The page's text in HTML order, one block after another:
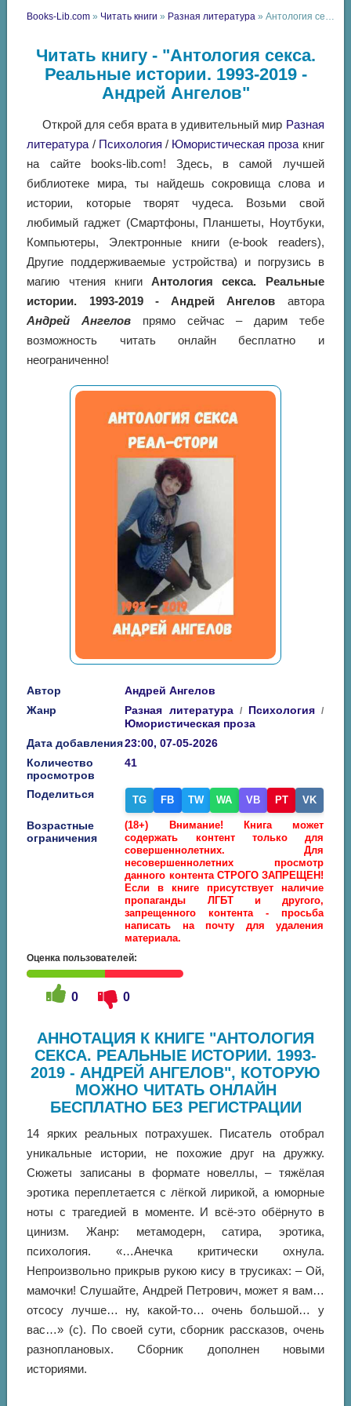
Books-Lib.com » Читать книги » Разная литература » Антология секса. Реальные истории. 1993-2019 - Андрей Ангелов
Читать книгу - "Антология секса.
Реальные истории. 1993-2019 -
Андрей Ангелов"
Открой для себя врата в удивительный мир Разная
литература / Психология / Юмористическая проза книг
на сайте books-lib.com! Здесь, в самой лучшей
библиотеке мира, ты найдешь сокровища слова и
истории, которые творят чудеса. Возьми свой
любимый гаджет (Смартфоны, Планшеты, Ноутбуки,
Компьютеры, Электронные книги (e-book readers),
Другие поддерживаемые устройства) и погрузись в
магию чтения книгиАнтология секса. Реальные
истории. 1993-2019 - Андрей Ангелов автора
Андрей Ангелов прямо сейчас – дарим тебе
возможность читать онлайн бесплатно и
неограниченно!
Автор
Андрей Ангелов
Жанр
Разная литература / Психология /
Юмористическая проза
Дата добавления23:00, 07-05-2026
Количество
просмотров
41
Поделиться TG FB TW WA VB PT VK
Возрастные
ограничения
(18+) Внимание! Книга может
содержать контент только для
совершеннолетних. Для
несовершеннолетних просмотр
данного контента СТРОГО ЗАПРЕЩЕН!
Если в книге присутствует наличие
пропаганды ЛГБТ и другого,
запрещенного контента - просьба
написать на почту для удаления
материала.
Оценка пользователей:
0 0
АННОТАЦИЯ К КНИГЕ "АНТОЛОГИЯ
СЕКСА. РЕАЛЬНЫЕ ИСТОРИИ. 1993-
2019 - АНДРЕЙ АНГЕЛОВ", КОТОРУЮ
МОЖНО ЧИТАТЬ ОНЛАЙН
БЕСПЛАТНО БЕЗ РЕГИСТРАЦИИ
14 ярких реальных потрахушек. Писатель отобрал
уникальные истории, не похожие друг на дружку.
Сюжеты записаны в формате новеллы, – тяжёлая
эротика переплетается с лёгкой лирикой, а юморные
ноты с трагедией в моменте. И всё-это обёрнуто в
цинизм. Жанр: метамодерн, сатира, эротика,
психология. «…Анечка критически охнула.
Непроизвольно прикрыв рукою кису в трусиках: – Ой,
мамочки! Слушайте, Андрей Петрович, может я вам…
отсосу лучше… ну, какой-то… очень большой… у
вас…» (с). По своей сути, сборник рассказов, очень
разноплановых. Сборник дополнен новыми
историями.